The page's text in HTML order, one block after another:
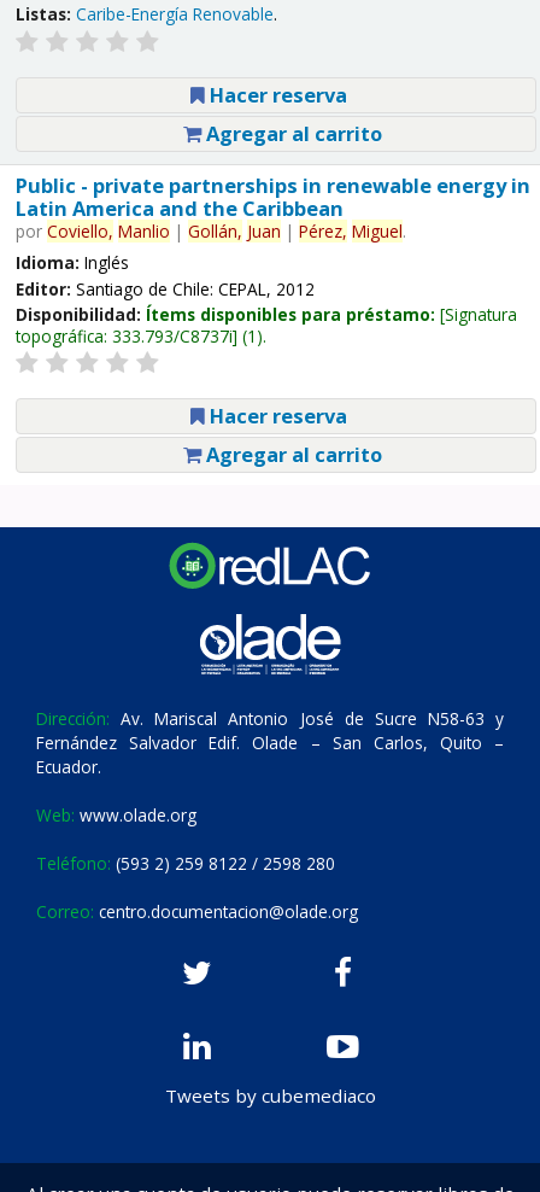
Listas: Caribe-Energía Renovable.
Hacer reserva
Agregar al carrito
Public - private partnerships in renewable energy in
Latin America and the Caribbean
por Coviello, Manlio | Gollán, Juan | Pérez, Miguel.
Idioma: Inglés
Editor: Santiago de Chile: CEPAL, 2012
Disponibilidad: Ítems disponibles para préstamo: Signatura
topográfica: 333.793/C8737i (1).
Hacer reserva
Agregar al carrito
Dirección: Av. Mariscal Antonio José de Sucre N58-63 y
Fernández Salvador Edif. Olade – San Carlos, Quito –
Ecuador.
Web: www.olade.org
Teléfono: (593 2) 259 8122 / 2598 280
Correo: centro.documentacion@olade.org
Tweets by cubemediaco